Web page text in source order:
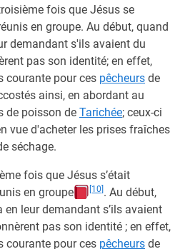
fois que Jésus se
en groupe. Au début, quand
demandant s'ils avaient du
pas son identité; en effet,
courante pour ces pêcheurs de
ainsi, en abordant au
de poisson de Tarichée; ceux-ci
vue d'acheter les prises fraîches
séchage.
fois que Jésus s’était
en groupe
[10] . Au début,
leur demandant s’ils avaient
pas son identité ; en effet,
courante pour ces pêcheurs de